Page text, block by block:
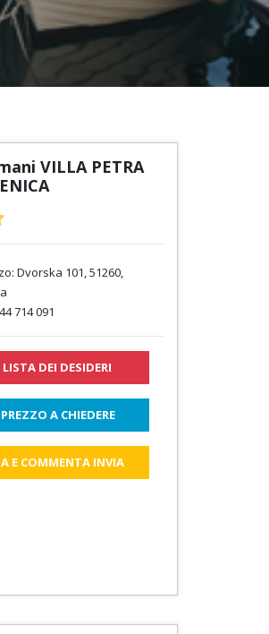
VILLA PETRA
Dvorska 101, 51260,
714 091
LISTA DEI DESIDERI
PREZZO A CHIEDERE
E COMMENTA INVIA